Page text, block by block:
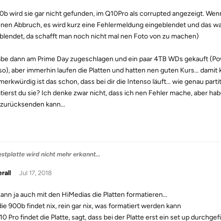
wird sie gar nicht gefunden, im Q10Pro als corrupted angezeigt.
Abbruch, es wird kurz eine Fehlermeldung eingeblendet und das
da schafft man noch nicht mal nen Foto von zu machen)
dann am Prime Day zugeschlagen und ein paar 4TB WDs gekauft
aber immerhin laufen die Platten und hatten nen guten Kurs... damit
ist das schon, dass bei dir die Intenso läuft... wie genau
du sie? Ich denke zwar nicht, dass ich nen Fehler mache, aber
kann...
wird nicht mehr erkannt...
Jul 17, 2018
ja auch mit den HiMedias die Platten formatieren...
900b findet nix, rein gar nix, was formatiert werden kann
Pro findet die Platte, sagt, dass bei der Platte erst ein set up